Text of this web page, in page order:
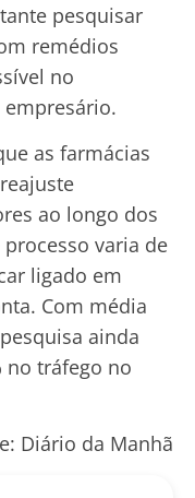
pesquisar
remédios
no
as farmácias
ao longo dos
varia de
ligado em
Com média
ainda
no tráfego no
Diário da Manhã